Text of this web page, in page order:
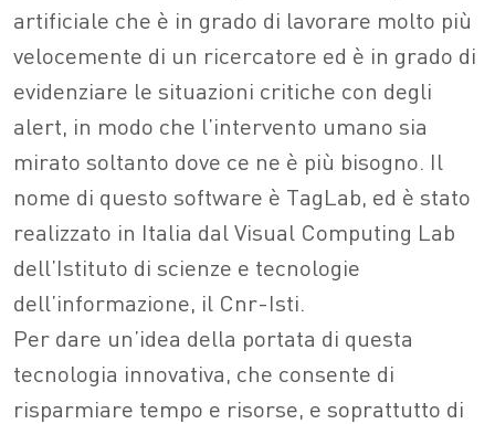
artificiale che è in grado di lavorare molto più
velocemente di un ricercatore ed è in grado di
evidenziare le situazioni critiche con degli
alert, in modo che l’intervento umano sia
mirato soltanto dove ce ne è più bisogno. Il
nome di questo software è TagLab, ed è stato
realizzato in Italia dal Visual Computing Lab
dell’Istituto di scienze e tecnologie
dell’informazione, il Cnr-Isti.
Per dare un’idea della portata di questa
tecnologia innovativa, che consente di
risparmiare tempo e risorse, e soprattutto di